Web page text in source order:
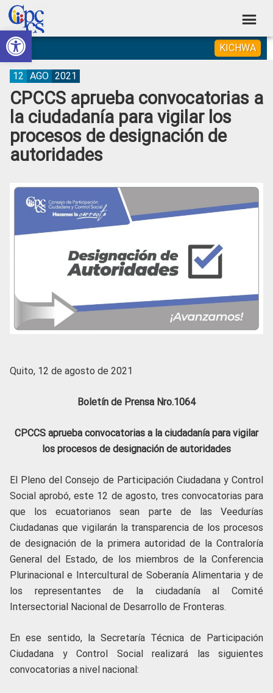
Abrir barra de herramientas
Skip
to
primary
navigation
Skip
to
main
content
Skip
to
primary
sidebar
Skip
to
footer
Consejo
de
Participación
Ciudadana
Control
Social
Construyendo
Poder
Ciudadano
KICHWA
CPCCS aprueba convocatorias a
la ciudadanía para vigilar los
procesos de designación de
autoridades
12 AGO 2021
Quito, 12 de agosto de 2021
Boletín de Prensa Nro.1064
CPCCS aprueba convocatorias a la ciudadanía para vigilar
los procesos de designación de autoridades
El Pleno del Consejo de Participación Ciudadana y Control
Social aprobó, este 12 de agosto, tres convocatorias para
que los ecuatorianos sean parte de las Veedurías
Ciudadanas que vigilarán la transparencia de los procesos
de designación de la primera autoridad de la Contraloría
General del Estado, de los miembros de la Conferencia
Plurinacional e Intercultural de Soberanía Alimentaria y de
los representantes de la ciudadanía al Comité
Intersectorial Nacional de Desarrollo de Fronteras.
En ese sentido, la Secretaría Técnica de Participación
Ciudadana y Control Social realizará las siguientes
convocatorias a nivel nacional: